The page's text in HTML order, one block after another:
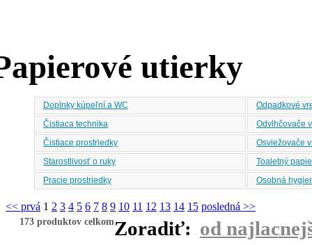
utierky
Doplnky kúpeľní a WC
Odpadkové
Čistiaca technika
Odvlhčovače
Čistiace prostriedky
Osviežovače
Starostlivosť o ruky
Toaletný
Pracie prostriedky
Osobná
<< prvá 1 2 3 4 5 6 7 8 9 10 11 12 13 14 15 posledná >>
173 produktov celkomZoradiť: od